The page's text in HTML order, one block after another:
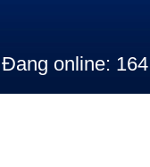
online: 164